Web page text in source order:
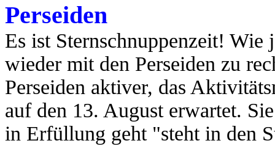
Perseiden
Es ist Sternschnuppenzeit! Wie
wieder mit den Perseiden zu
Perseiden aktiver, das
auf den 13. August erwartet.
in Erfüllung geht "steht in den